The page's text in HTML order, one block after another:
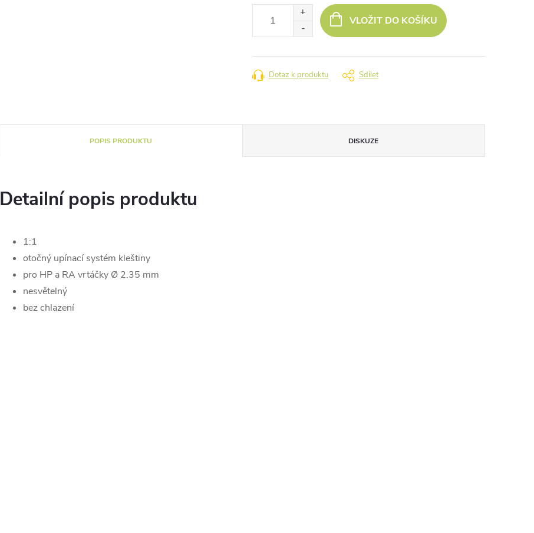
VLOŽIT DO KOŠÍKU
Dotaz k produktu Sdílet
POPIS PRODUKTU DISKUZE
Detailní popis produktu
1:1
otočný upínací systém kleštiny
pro HP a RA vrtáčky Ø 2.35 mm
nesvětelný
bez chlazení